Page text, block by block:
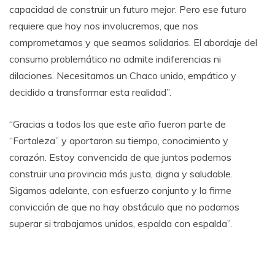
capacidad de construir un futuro mejor. Pero ese futuro
requiere que hoy nos involucremos, que nos
comprometamos y que seamos solidarios. El abordaje del
consumo problemático no admite indiferencias ni
dilaciones. Necesitamos un Chaco unido, empático y
decidido a transformar esta realidad”.
“Gracias a todos los que este año fueron parte de
“Fortaleza” y aportaron su tiempo, conocimiento y
corazón. Estoy convencida de que juntos podemos
construir una provincia más justa, digna y saludable.
Sigamos adelante, con esfuerzo conjunto y la firme
convicción de que no hay obstáculo que no podamos
superar si trabajamos unidos, espalda con espalda”.